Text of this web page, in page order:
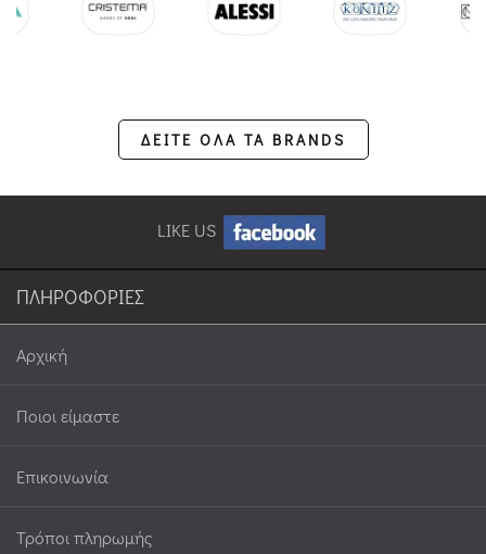
ΔΕΙΤΕ ΟΛΑ ΤΑ BRANDS
LIKE US
ΠΛΗΡΟΦΟΡΙΕΣ
Αρχική
Ποιοι είμαστε
Επικοινωνία
Τρόποι πληρωμής